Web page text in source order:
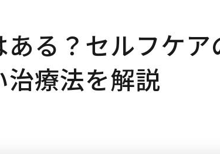
る？セルフケア
療法を解説